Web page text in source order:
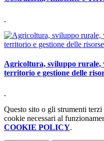
Agricoltura, sviluppo rurale,
territorio e gestione delle
Questo sito o gli strumenti
cookie necessari al
COOKIE POLICY.